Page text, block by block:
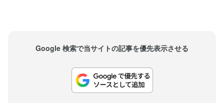
Google 検索で当サイトの記事を優先表示させる